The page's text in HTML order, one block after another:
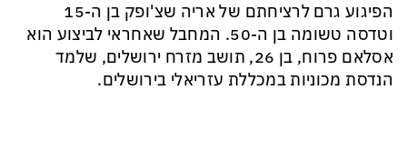
הפיגוע גרם לרציחתם של אריה שצ'ופק בן ה-15
וטדסה טשומה בן ה-50. המחבל שאחראי לביצוע הוא
אסלאם פרוח, בן 26, תושב מזרח ירושלים, שלמד
הנדסת מכוניות במכללת עזריאלי בירושלים.